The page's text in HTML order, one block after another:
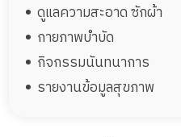
ดูแลความสะอาด ซักผ้า
กายภาพบำบัด
กิจกรรมนันทนาการ
รายงานข้อมูลสุขภาพ